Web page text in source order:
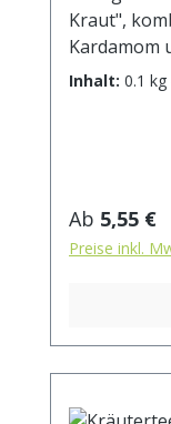
Kraut",
Kardamom
perfekte
Zimtrinde,
Aroma.
kochendem
Inhalt: 0.1 kg
Regulärer
Ab 5,55 €
Preise inkl.